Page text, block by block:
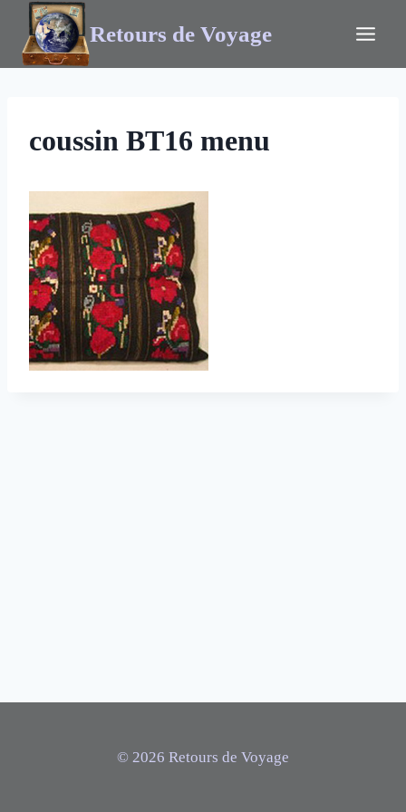
Retours de Voyage
coussin BT16 menu
© 2026 Retours de Voyage